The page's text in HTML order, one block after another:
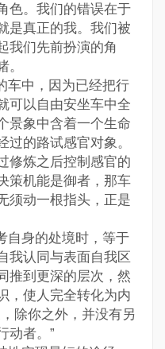
色。我们的错误在于
是真正的我。我们被
我们先前扮演的角
中，因为已经把行
可以自由安坐车中全
景象中含着一个生命
过的路试感官对象。
修炼之后控制感官的
策机能是御者，那车
须动一根指头，正是
身的处境时，等于
我认同与表面自我区
推到更深的层次，然
，使人完全转化为内
除你之外，并没有另
动者。”